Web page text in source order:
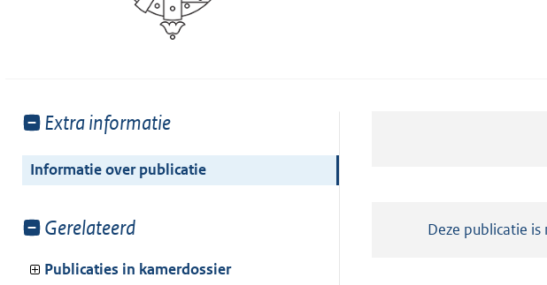
Toon
van:
Extra informatie
Informatie over publicatie
Toon
van:
Gerelateerd
Publicaties in kamerdossier
Notificatie:
Deze publicatie